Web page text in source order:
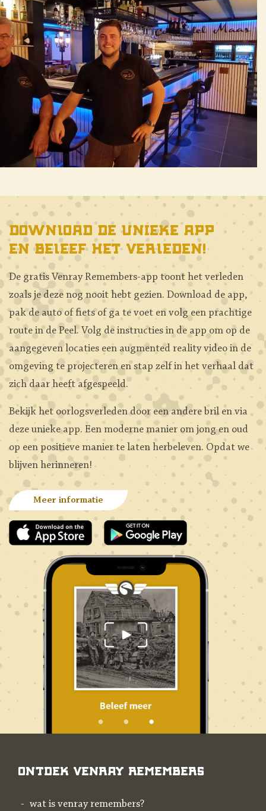
Download de unieke app
en beleef het verleden!
De gratis Venray Remembers-app toont het verleden
zoals je deze nog nooit hebt gezien. Download de app,
pak de auto of fiets of ga te voet en volg een prachtige
route in de Peel. Volg de instructies in de app om op de
aangegeven locaties een augmented reality video in de
omgeving te projecteren en stap zelf in het verhaal dat
zich daar heeft afgespeeld.
Bekijk het oorlogsverleden door een andere bril en via
deze unieke app. Een moderne manier om jong en oud
op een positieve manier te laten herbeleven. Opdat we
blijven herinneren!
Meer informatie
Ontdek Venray Remembers
wat is venray remembers?